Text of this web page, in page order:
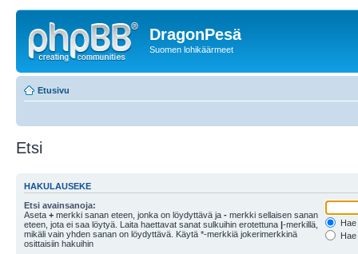
DragonPesä
Suomen lohikäärmeet
Etusivu
Etsi
HAKULAUSEKE
Etsi avainsanoja:
Aseta + merkki sanan eteen, jonka on löydyttävä ja - merkki sellaisen sanan
eteen, jota ei saa löytyä. Laita haettavat sanat sulkuihin erotettuna |-merkillä,
mikäli vain yhden sanan on löydyttävä. Käytä *-merkkiä jokerimerkkinä
osittaisiin hakuihin